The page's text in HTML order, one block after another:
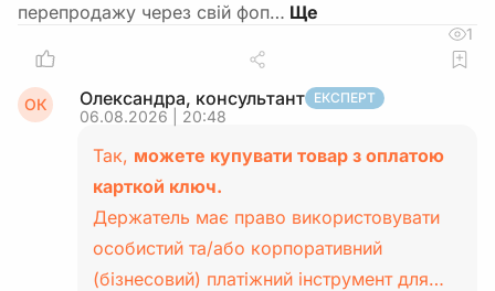
перепродажу через свій фоп…
1
ОК Олександра, консультант ЕКСПЕРТ
06.08.2026 | 20:48
Так, можете купувати товар з оплатою
карткой ключ.
Держатель має право використовувати
особистий та/або корпоративний
(бізнесовий) платіжний інструмент для…